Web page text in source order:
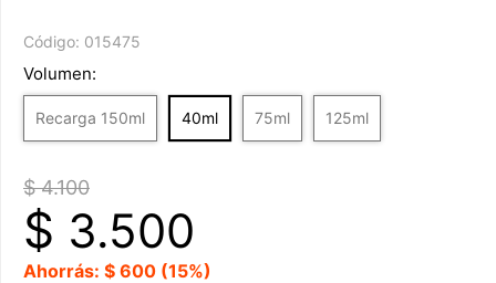
Código: 015475
Volumen:
Recarga 150ml 40ml 75ml 125ml
$ 4.100
$ 3.500
Ahorrás: $ 600 (15%)